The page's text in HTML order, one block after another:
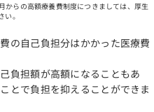
らの高額療養費制度につきましては、厚生
。
の自己負担分はかかった医療費
負担額が高額になることもあ
とで負担を抑えることができま